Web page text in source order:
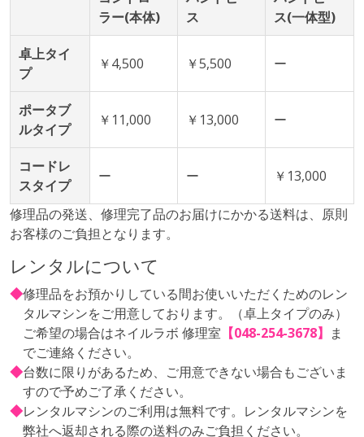
ラー(本体)
ス
ス(一体型)
卓上タイ
プ
￥4,500 ￥5,500 ー
ポータブ
ルタイプ
￥11,000 ￥13,000 ー
コードレ
スタイプ
ー ー ￥13,000
修理品の発送、修理完了品のお届けにかかる送料は、原則
お客様のご負担となります。
レンタルについて
◆修理品をお預かりしている間お使いいただくためのレン
タルマシンをご用意しております。（卓上タイプのみ）
ご希望の場合はネイルラボ 修理室 【048-254-3678】
ま
でご連絡ください。
◆台数に限りがあるため、ご用意できない場合もございま
すので予めご了承ください。
◆レンタルマシンのご利用は無料です。レンタルマシンを
弊社へ返却される際の送料のみご負担ください。